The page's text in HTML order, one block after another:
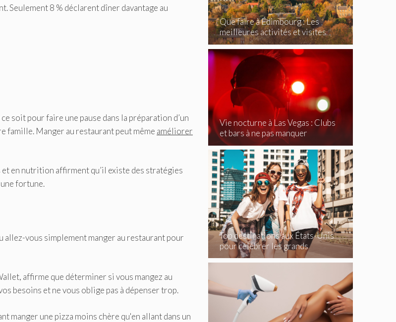
Seulement 8 % déclarent dîner davantage au
soit pour faire une pause dans la préparation d’un
famille. Manger au restaurant peut même améliorer
en nutrition affirment qu’il existe des stratégies
fortune.
allez-vous simplement manger au restaurant pour
affirme que déterminer si vous mangez au
besoins et ne vous oblige pas à dépenser trop.
manger une pizza moins chère qu'en allant dans un
Que faire à Édimbourg : Les
meilleures activités et visites
incontournables
Vie nocturne à Las Vegas : Clubs
et bars à ne pas manquer
Top destinations aux États-Unis
pour célébrer les grands
événements